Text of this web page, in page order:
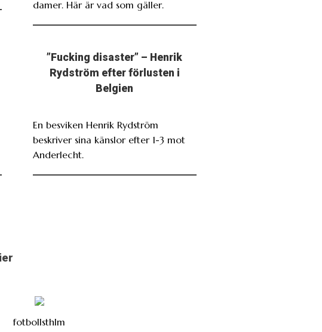
damer. Här är vad som gäller.
”Fucking disaster” – Henrik
Rydström efter förlusten i
Belgien
En besviken Henrik Rydström
beskriver sina känslor efter 1-3 mot
Anderlecht.
fotbollsthlm